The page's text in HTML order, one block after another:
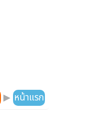
▶ หน้าแรก